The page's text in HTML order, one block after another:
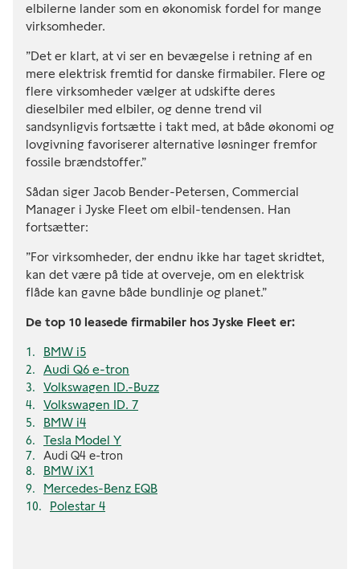
elbilerne lander som en økonomisk fordel for mange
virksomheder.
”Det er klart, at vi ser en bevægelse i retning af en
mere elektrisk fremtid for danske firmabiler. Flere og
flere virksomheder vælger at udskifte deres
dieselbiler med elbiler, og denne trend vil
sandsynligvis fortsætte i takt med, at både økonomi og
lovgivning favoriserer alternative løsninger fremfor
fossile brændstoffer.”
Sådan siger Jacob Bender-Petersen, Commercial
Manager i Jyske Fleet om elbil-tendensen. Han
fortsætter:
”For virksomheder, der endnu ikke har taget skridtet,
kan det være på tide at overveje, om en elektrisk
flåde kan gavne både bundlinje og planet.”
De top 10 leasede firmabiler hos Jyske Fleet er:
BMW i5
Audi Q6 e-tron
Volkswagen ID.-Buzz
Volkswagen ID. 7
BMW i4
Tesla Model Y
Audi Q4 e-tron
BMW iX1
Mercedes-Benz EQB
Polestar 4